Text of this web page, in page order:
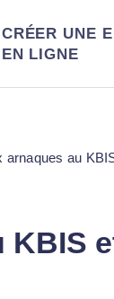
CRÉER UNE
EN LIGNE
arnaques au